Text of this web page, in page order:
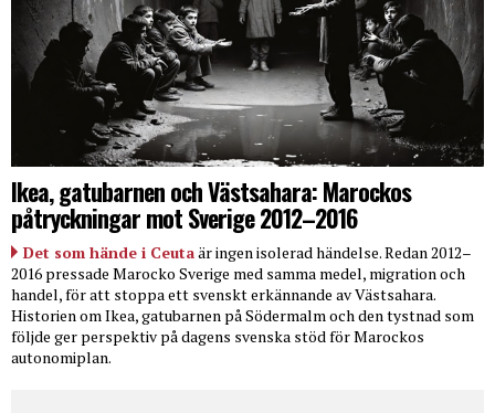
Ikea, gatubarnen och Västsahara: Marockos
påtryckningar mot Sverige 2012–2016
Det som hände i Ceutaär ingen isolerad händelse. Redan 2012–
2016 pressade Marocko Sverige med samma medel, migration och
handel, för att stoppa ett svenskt erkännande av Västsahara.
Historien om Ikea, gatubarnen på Södermalm och den tystnad som
följde ger perspektiv på dagens svenska stöd för Marockos
autonomiplan.